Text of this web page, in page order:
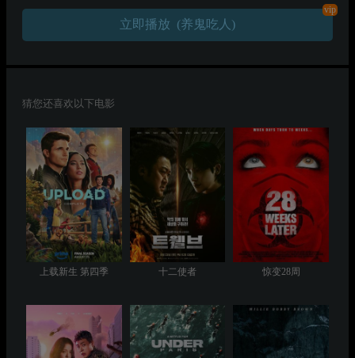
立即播放 (养鬼吃人)
vip
猜您还喜欢以下电影
上载新生 第四季 十二使者 惊变28周